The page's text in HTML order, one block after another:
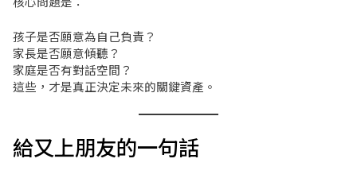
孩子是否願意為自己負責？
家長是否願意傾聽？
家庭是否有對話空間？
這些，才是真正決定未來的關鍵資產。
給又上朋友的一句話